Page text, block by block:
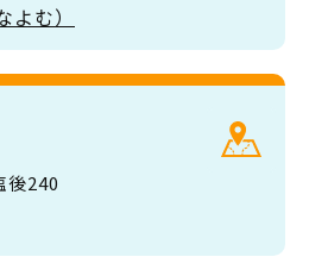
む）
後240